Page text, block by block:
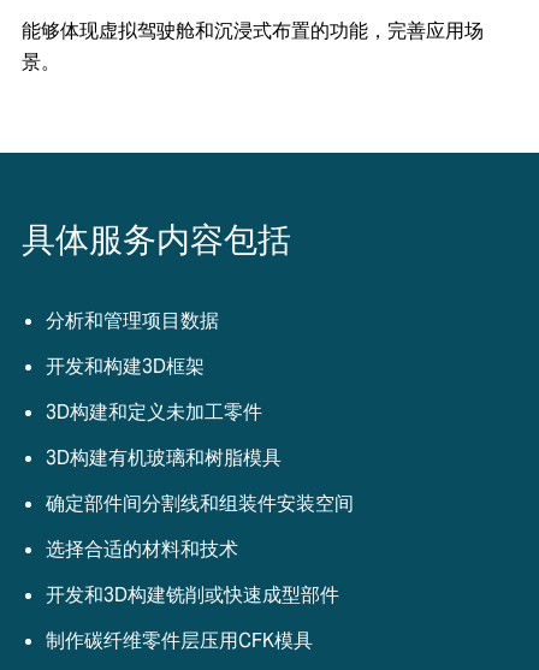
能够体现虚拟驾驶舱和沉浸式布置的功能，完善应用场
景。
具体服务内容包括
分析和管理项目数据
开发和构建3D框架
3D构建和定义未加工零件
3D构建有机玻璃和树脂模具
确定部件间分割线和组装件安装空间
选择合适的材料和技术
开发和3D构建铣削或快速成型部件
制作碳纤维零件层压用CFK模具